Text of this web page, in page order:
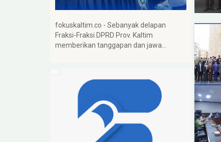
fokuskaltim.co - Sebanyak delapan
Fraksi-Fraksi DPRD Prov. Kaltim
memberikan tanggapan dan jawa…